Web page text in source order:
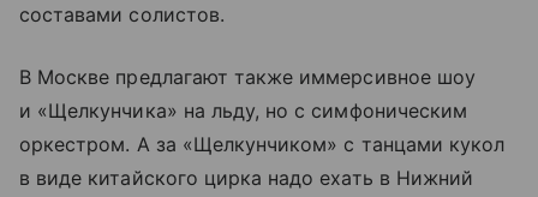
составами солистов.
В Москве предлагают также иммерсивное шоу
и «Щелкунчика» на льду, но с симфоническим
оркестром. А за «Щелкунчиком» с танцами кукол
в виде китайского цирка надо ехать в Нижний